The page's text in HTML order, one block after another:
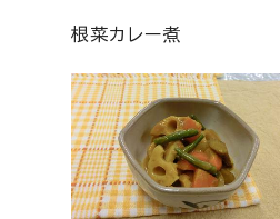
根菜カレー煮